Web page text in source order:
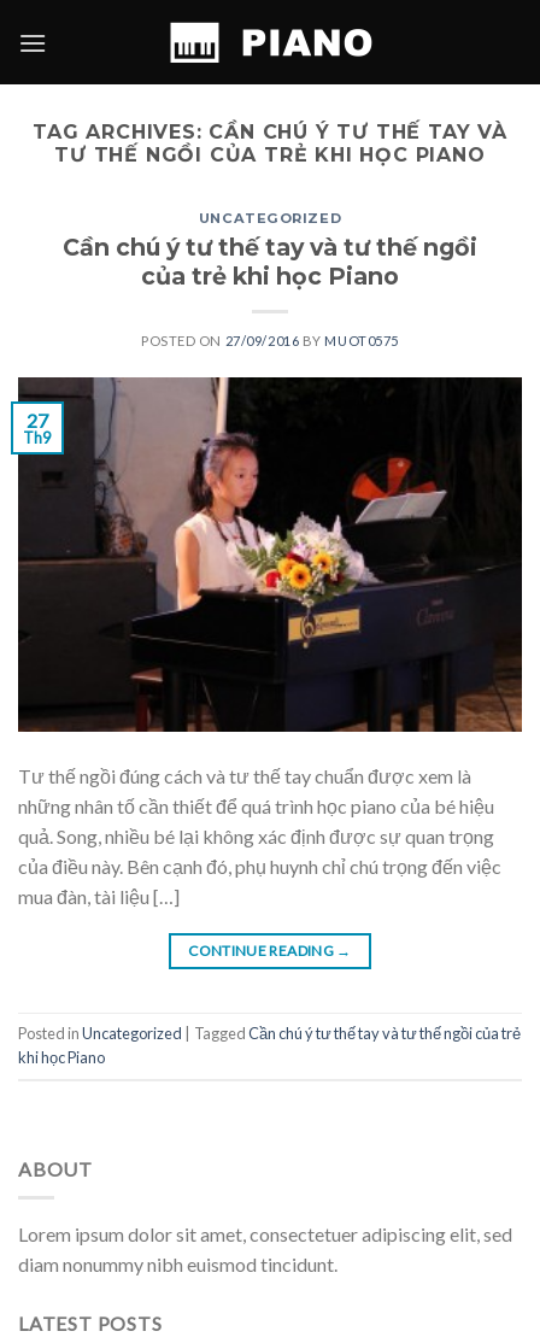
TAG ARCHIVES: CẦN CHÚ Ý TƯ THẾ TAY VÀ
TƯ THẾ NGỒI CỦA TRẺ KHI HỌC PIANO
UNCATEGORIZED
Cần chú ý tư thế tay và tư thế ngồi
của trẻ khi học Piano
POSTED ON 27/09/2016 BY MUOT0575
27
Th9
Tư thế ngồi đúng cách và tư thế tay chuẩn được xem là
những nhân tố cần thiết để quá trình học piano của bé hiệu
quả. Song, nhiều bé lại không xác định được sự quan trọng
của điều này. Bên cạnh đó, phụ huynh chỉ chú trọng đến việc
mua đàn, tài liệu […]
CONTINUE READING →
Posted inUncategorized TaggedCần chú ý tư thế tay và tư thế ngồi của trẻ
khi học Piano
ABOUT
Lorem ipsum dolor sit amet, consectetuer adipiscing elit, sed
diam nonummy nibh euismod tincidunt.
LATEST POSTS